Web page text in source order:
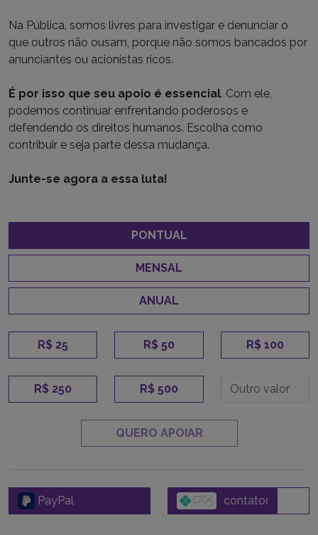
Na Pública, somos livres para investigar e denunciar o
que outros não ousam, porque não somos bancados por
anunciantes ou acionistas ricos.
É por isso que seu apoio é essencial. Com ele,
podemos continuar enfrentando poderosos e
defendendo os direitos humanos. Escolha como
contribuir e seja parte dessa mudança.
Junte-se agora a essa luta!
PONTUAL
MENSAL
ANUAL
R$ 25 R$ 50 R$ 100
R$ 250 R$ 500
QUERO APOIAR
PayPal